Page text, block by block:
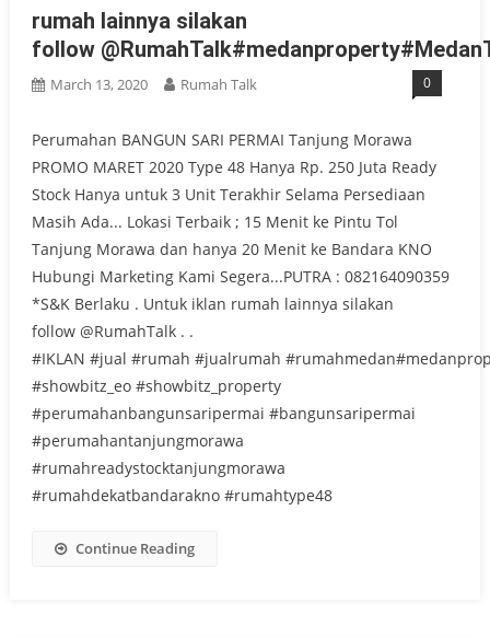
rumah lainnya silakan
follow
March 13, 2020 Rumah Talk 0
Perumahan BANGUN SARI PERMAI Tanjung Morawa
PROMO MARET 2020 Type 48 Hanya Rp. 250 Juta Ready
Stock Hanya untuk 3 Unit Terakhir Selama Persediaan
Masih Ada... Lokasi Terbaik ; 15 Menit ke Pintu Tol
Tanjung Morawa dan hanya 20 Menit ke Bandara KNO
Hubungi Marketing Kami Segera...PUTRA : 082164090359
*S&K Berlaku . Untuk iklan rumah lainnya silakan
follow @RumahTalk . .
#IKLAN #jual #rumah #jualrumah
#showbitz_eo #showbitz_property
#perumahanbangunsaripermai #bangunsaripermai
#perumahantanjungmorawa
#rumahreadystocktanjungmorawa
#rumahdekatbandarakno #rumahtype48
Continue Reading